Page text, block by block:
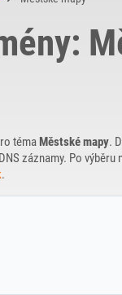
téma Městské mapy.
záznamy. Po
.